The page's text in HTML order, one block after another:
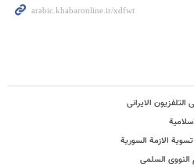
الایرانی
الازمة السوریة
النووی السلمی